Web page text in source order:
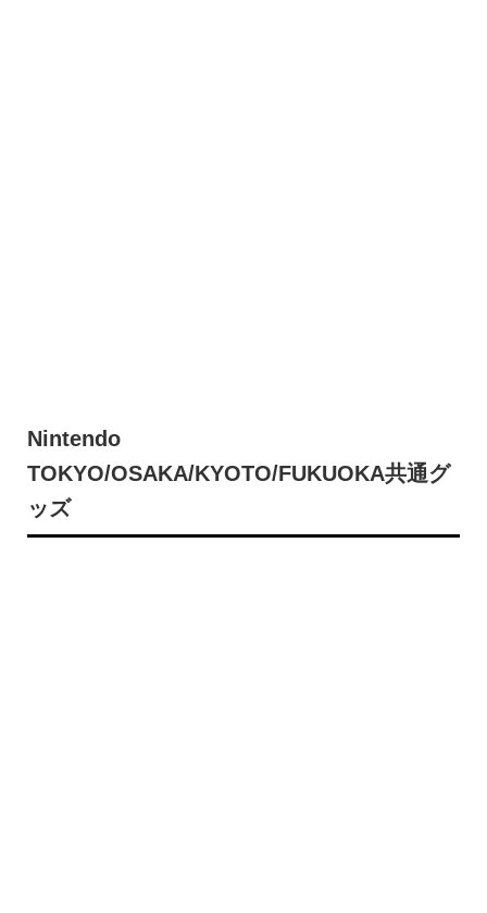
Nintendo
TOKYO/OSAKA/KYOTO/FUKUOKA共通グ
ッズ